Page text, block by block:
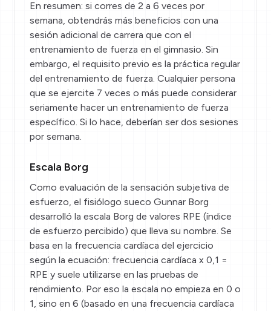
En resumen: si corres de 2 a 6 veces por
semana, obtendrás más beneficios con una
sesión adicional de carrera que con el
entrenamiento de fuerza en el gimnasio. Sin
embargo, el requisito previo es la práctica regular
del entrenamiento de fuerza. Cualquier persona
que se ejercite 7 veces o más puede considerar
seriamente hacer un entrenamiento de fuerza
específico. Si lo hace, deberían ser dos sesiones
por semana.
Escala Borg
Como evaluación de la sensación subjetiva de
esfuerzo, el fisiólogo sueco Gunnar Borg
desarrolló la escala Borg de valores RPE (índice
de esfuerzo percibido) que lleva su nombre. Se
basa en la frecuencia cardíaca del ejercicio
según la ecuación: frecuencia cardíaca x 0,1 =
RPE y suele utilizarse en las pruebas de
rendimiento. Por eso la escala no empieza en 0 o
1, sino en 6 (basado en una frecuencia cardíaca